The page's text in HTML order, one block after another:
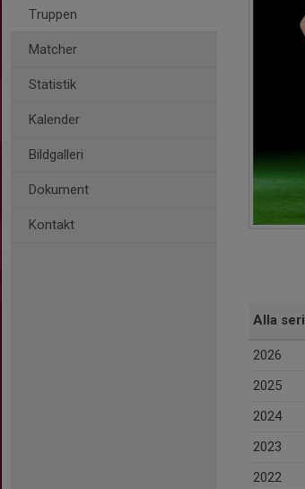
Truppen
Matcher
Statistik
Kalender
Bildgalleri
Dokument
Kontakt
Alla
2026
2025
2024
2023
2022